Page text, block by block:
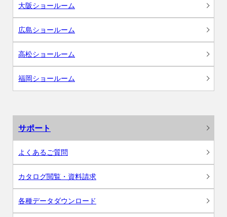
大阪ショールーム
広島ショールーム
高松ショールーム
福岡ショールーム
サポート
よくあるご質問
カタログ閲覧・資料請求
各種データダウンロード